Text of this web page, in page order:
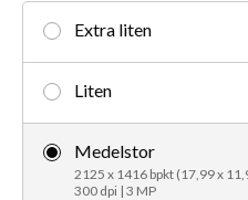
Extra liten
Liten
Medelstor
2125 x 1416 bpkt (17,99 x
300 dpi | 3 MP